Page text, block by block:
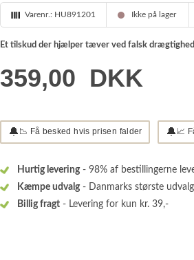
Varenr.: HU891201 Ikke på lager
Et tilskud der hjælper tæver ved falsk drægtighed
359,00 DKK
🔔 📉 Få besked hvis prisen falder 🔔 📈
Hurtig levering- 98% af bestillingerne
Kæmpe udvalg- Danmarks største
Billig fragt - Levering for kun kr. 39,-